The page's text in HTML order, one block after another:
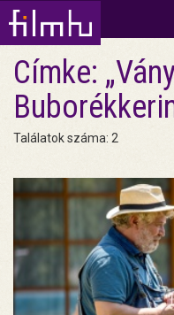
Címke:
Találatok száma: 2